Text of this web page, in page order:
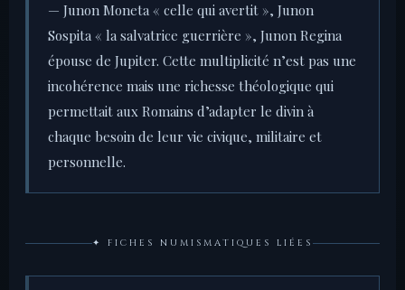
— Junon Moneta « celle qui avertit », Junon
Sospita « la salvatrice guerrière », Junon Regina
épouse de Jupiter. Cette multiplicité n’est pas une
incohérence mais une richesse théologique qui
permettait aux Romains d’adapter le divin à
chaque besoin de leur vie civique, militaire et
personnelle.
✦ FICHES NUMISMATIQUES LIÉES